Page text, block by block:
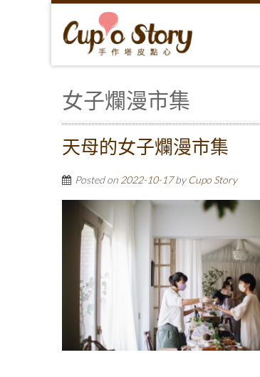
女子爛漫市集
天母的女子爛漫市集
Posted on 2022-10-17by Cupo Story